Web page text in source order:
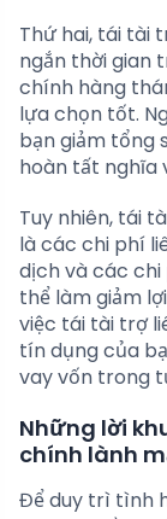
Thứ hai, tái tài
ngắn thời gian
chính hàng
lựa chọn tốt.
bạn giảm tổng
hoàn tất nghĩa
Tuy nhiên, tái
là các chi phí
dịch và các
thể làm giảm
việc tái tài trợ
tín dụng của
vay vốn trong
Những lời
chính lành
Để duy trì tình